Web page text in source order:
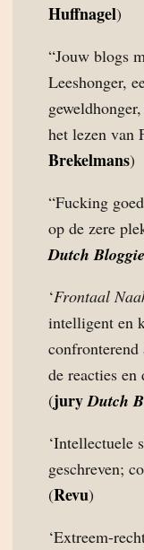
Huffnagel)
“Jouw blogs
Leeshonger,
het lezen van
Brekelmans)
“Fucking
op de zere
Dutch
‘Frontaal
intelligent en
de reacties en
(juryDutch
‘Intellectuele
geschreven;
(Revu)
‘Extreem-